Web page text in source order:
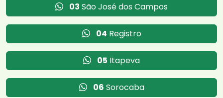
03 São José dos Campos
04 Registro
05 Itapeva
06 Sorocaba